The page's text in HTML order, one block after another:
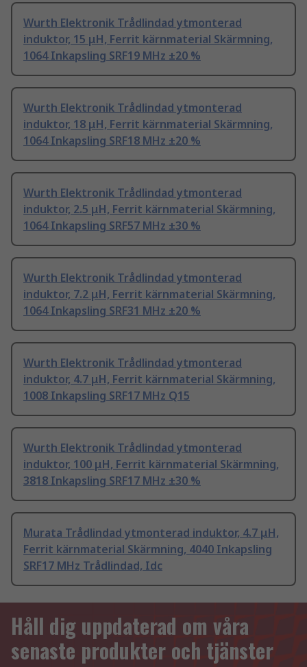
Wurth Elektronik Trådlindad ytmonterad
induktor, 15 μH, Ferrit kärnmaterial Skärmning,
1064 Inkapsling SRF19 MHz ±20 %
Wurth Elektronik Trådlindad ytmonterad
induktor, 18 μH, Ferrit kärnmaterial Skärmning,
1064 Inkapsling SRF18 MHz ±20 %
Wurth Elektronik Trådlindad ytmonterad
induktor, 2.5 μH, Ferrit kärnmaterial Skärmning,
1064 Inkapsling SRF57 MHz ±30 %
Wurth Elektronik Trådlindad ytmonterad
induktor, 7.2 μH, Ferrit kärnmaterial Skärmning,
1064 Inkapsling SRF31 MHz ±20 %
Wurth Elektronik Trådlindad ytmonterad
induktor, 4.7 μH, Ferrit kärnmaterial Skärmning,
1008 Inkapsling SRF17 MHz Q15
Wurth Elektronik Trådlindad ytmonterad
induktor, 100 μH, Ferrit kärnmaterial Skärmning,
3818 Inkapsling SRF17 MHz ±30 %
Murata Trådlindad ytmonterad induktor, 4.7 μH,
Ferrit kärnmaterial Skärmning, 4040 Inkapsling
SRF17 MHz Trådlindad, Idc
Håll dig uppdaterad om våra
senaste produkter och tjänster